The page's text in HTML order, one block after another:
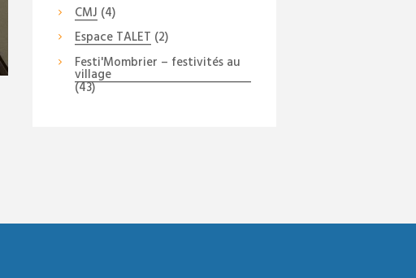
CMJ (4)
Espace TALET (2)
Festi'Mombrier – festivités au
village
(43)